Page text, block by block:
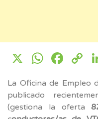
X
La Oficina de Empleo
publicado
(gestiona la oferta